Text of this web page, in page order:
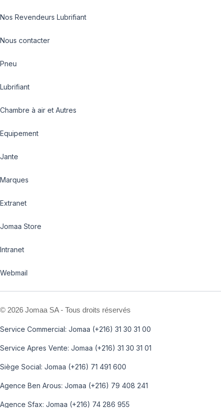
Nos Revendeurs Lubrifiant
Nous contacter
Pneu
Lubrifiant
Chambre à air et Autres
Equipement
Jante
Marques
Extranet
Jomaa Store
Intranet
Webmail
© 2026 Jomaa SA - Tous droits réservés
Service Commercial: Jomaa (+216) 31 30 31 00
Service Apres Vente: Jomaa (+216) 31 30 31 01
Siège Social: Jomaa (+216) 71 491 600
Agence Ben Arous: Jomaa (+216) 79 408 241
Agence Sfax: Jomaa (+216) 74 286 955